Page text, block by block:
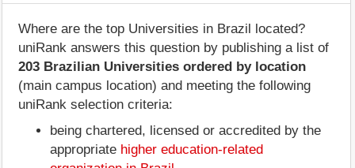
Where are the top Universities in Brazil located?
uniRank answers this question by publishing a list of
203 Brazilian Universities ordered by location
(main campus location) and meeting the following
uniRank selection criteria:
being chartered, licensed or accredited by the
appropriate higher education-related